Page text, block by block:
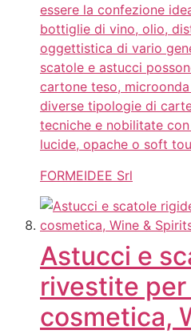
essere la confezione
bottiglie di vino, olio,
oggettistica di vario
scatole e astucci
cartone teso,
diverse tipologie di
tecniche e nobilitate
lucide, opache o soft
FORMEIDEE Srl
Astucci e
rivestite per
cosmetica,